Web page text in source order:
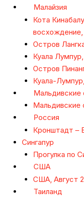
Малайзия
Кота
Остров
Куала
Остров
Куала-
Мальдивские
Мальдивские
Россия
Кронштадт –
Сингапур
Прогулка по
США
США, Август
Таиланд